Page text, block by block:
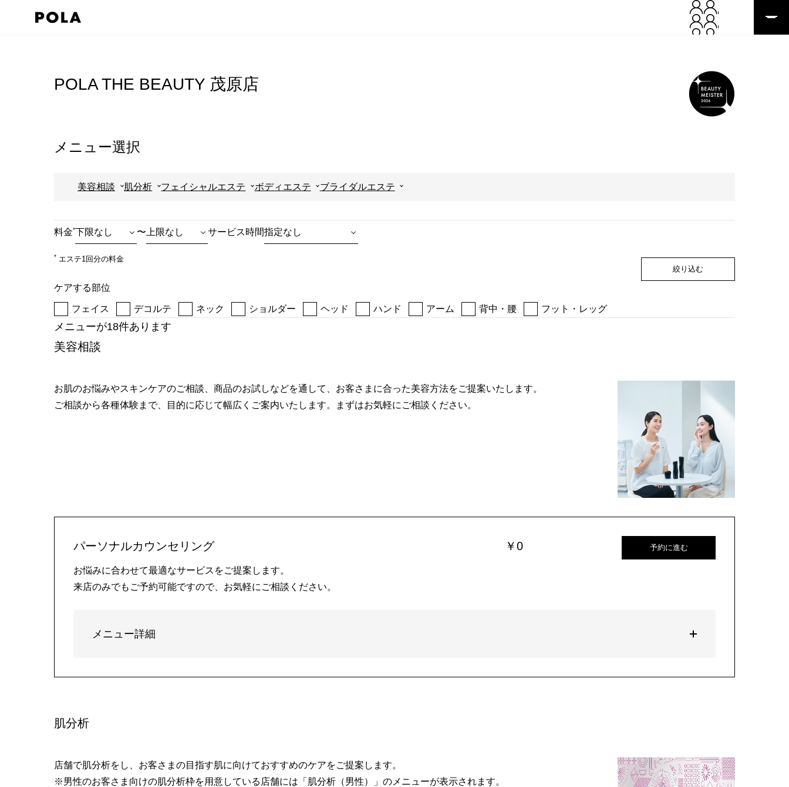
POLA THE BEAUTY 茂原店
メニュー選択
美容相談 肌分析 フェイシャルエステ ボディエステ ブライダルエステ
料金* 〜 サービス時間
* エステ1回分の料金
ケアする部位
フェイス デコルテ ネック ショルダー ヘッド ハンド アーム 背中・腰 フット・レッグ
絞り込む
メニューが18件あります
美容相談
お肌のお悩みやスキンケアのご相談、商品のお試しなどを通して、お客さまに合った美容方法をご提案いたします。
ご相談から各種体験まで、目的に応じて幅広くご案内いたします。まずはお気軽にご相談ください。
パーソナルカウンセリング ￥0
お悩みに合わせて最適なサービスをご提案します。
来店のみでもご予約可能ですので、お気軽にご相談ください。
予約に進む
メニュー詳細
肌分析
店舗で肌分析をし、お客さまの目指す肌に向けておすすめのケアをご提案します。
※男性のお客さま向けの肌分析枠を用意している店舗には「肌分析（男性）」のメニューが表示されます。